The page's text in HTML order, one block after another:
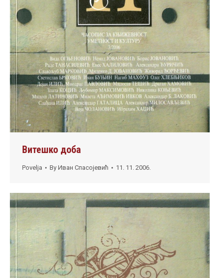
Витешко доба
Povelja By Иван Спасојевић 11. 11. 2006.